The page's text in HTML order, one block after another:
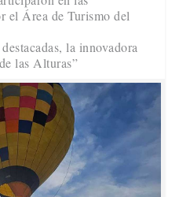
el Área de Turismo del
la innovadora
las Alturas”